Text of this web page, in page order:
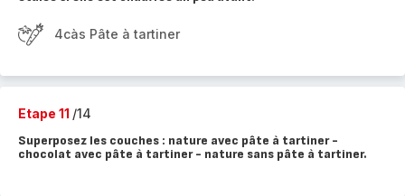
4càs Pâte à tartiner
Etape 11 /14
Superposez les couches : nature avec pâte à tartiner -
chocolat avec pâte à tartiner - nature sans pâte à tartiner.